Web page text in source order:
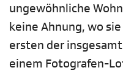
ungewöhnliche
keine Ahnung, wo
ersten der
einem Fotografen-